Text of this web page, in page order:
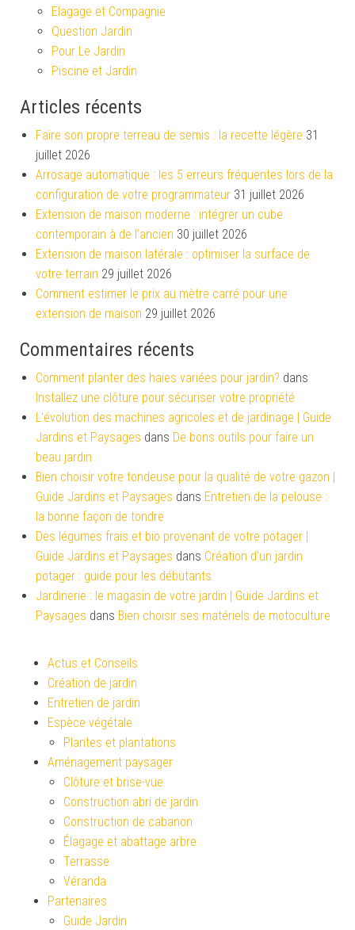
Elagage et Compagnie
Question Jardin
Pour Le Jardin
Piscine et Jardin
Articles récents
Faire son propre terreau de semis : la recette légère 31
juillet 2026
Arrosage automatique : les 5 erreurs fréquentes lors de la
configuration de votre programmateur 31 juillet 2026
Extension de maison moderne : intégrer un cube
contemporain à de l’ancien 30 juillet 2026
Extension de maison latérale : optimiser la surface de
votre terrain 29 juillet 2026
Comment estimer le prix au mètre carré pour une
extension de maison 29 juillet 2026
Commentaires récents
Comment planter des haies variées pour jardin? dans
Installez une clôture pour sécuriser votre propriété
L'évolution des machines agricoles et de jardinage | Guide
Jardins et Paysages dans De bons outils pour faire un
beau jardin
Bien choisir votre tondeuse pour la qualité de votre gazon |
Guide Jardins et Paysages dans Entretien de la pelouse :
la bonne façon de tondre
Des légumes frais et bio provenant de votre potager |
Guide Jardins et Paysages dans Création d’un jardin
potager : guide pour les débutants
Jardinerie : le magasin de votre jardin | Guide Jardins et
Paysages dans Bien choisir ses matériels de motoculture
Actus et Conseils
Création de jardin
Entretien de jardin
Espèce végétale
Plantes et plantations
Aménagement paysager
Clôture et brise-vue
Construction abri de jardin
Construction de cabanon
Élagage et abattage arbre
Terrasse
Véranda
Partenaires
Guide Jardin